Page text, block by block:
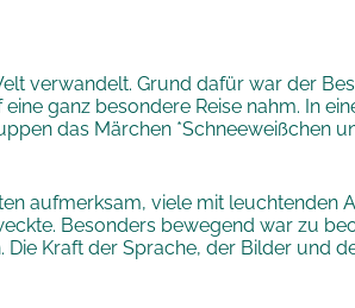
verwandelt. Grund dafür war der
ganz besondere Reise nahm. In
das Märchen *Schneeweißchen
aufmerksam, viele mit leuchtenden
Besonders bewegend war zu
Kraft der Sprache, der Bilder und